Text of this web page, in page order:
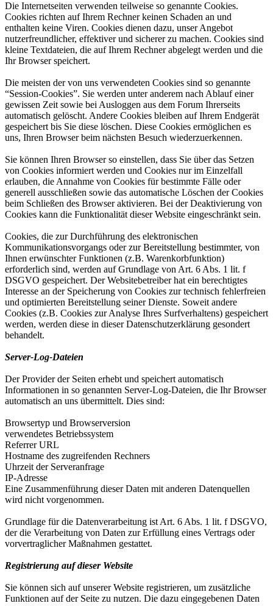
Die Internetseiten verwenden teilweise so genannte Cookies.
Cookies richten auf Ihrem Rechner keinen Schaden an und
enthalten keine Viren. Cookies dienen dazu, unser Angebot
nutzerfreundlicher, effektiver und sicherer zu machen. Cookies sind
kleine Textdateien, die auf Ihrem Rechner abgelegt werden und die
Ihr Browser speichert.
Die meisten der von uns verwendeten Cookies sind so genannte
“Session-Cookies”. Sie werden unter anderem nach Ablauf einer
gewissen Zeit sowie bei Ausloggen aus dem Forum Ihrerseits
automatisch gelöscht. Andere Cookies bleiben auf Ihrem Endgerät
gespeichert bis Sie diese löschen. Diese Cookies ermöglichen es
uns, Ihren Browser beim nächsten Besuch wiederzuerkennen.
Sie können Ihren Browser so einstellen, dass Sie über das Setzen
von Cookies informiert werden und Cookies nur im Einzelfall
erlauben, die Annahme von Cookies für bestimmte Fälle oder
generell ausschließen sowie das automatische Löschen der Cookies
beim Schließen des Browser aktivieren. Bei der Deaktivierung von
Cookies kann die Funktionalität dieser Website eingeschränkt sein.
Cookies, die zur Durchführung des elektronischen
Kommunikationsvorgangs oder zur Bereitstellung bestimmter, von
Ihnen erwünschter Funktionen (z.B. Warenkorbfunktion)
erforderlich sind, werden auf Grundlage von Art. 6 Abs. 1 lit. f
DSGVO gespeichert. Der Websitebetreiber hat ein berechtigtes
Interesse an der Speicherung von Cookies zur technisch fehlerfreien
und optimierten Bereitstellung seiner Dienste. Soweit andere
Cookies (z.B. Cookies zur Analyse Ihres Surfverhaltens) gespeichert
werden, werden diese in dieser Datenschutzerklärung gesondert
behandelt.
Server-Log-Dateien
Der Provider der Seiten erhebt und speichert automatisch
Informationen in so genannten Server-Log-Dateien, die Ihr Browser
automatisch an uns übermittelt. Dies sind:
Browsertyp und Browserversion
verwendetes Betriebssystem
Referrer URL
Hostname des zugreifenden Rechners
Uhrzeit der Serveranfrage
IP-Adresse
Eine Zusammenführung dieser Daten mit anderen Datenquellen
wird nicht vorgenommen.
Grundlage für die Datenverarbeitung ist Art. 6 Abs. 1 lit. f DSGVO,
der die Verarbeitung von Daten zur Erfüllung eines Vertrags oder
vorvertraglicher Maßnahmen gestattet.
Registrierung auf dieser Website
Sie können sich auf unserer Website registrieren, um zusätzliche
Funktionen auf der Seite zu nutzen. Die dazu eingegebenen Daten